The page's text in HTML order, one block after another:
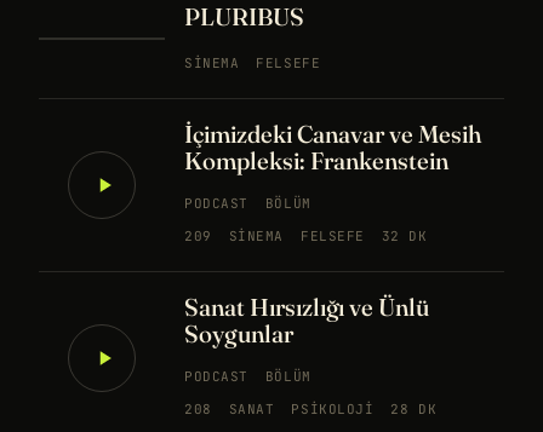
PLURIBUS
SINEMA FELSEFE
İçimizdeki Canavar ve Mesih
Kompleksi: Frankenstein
PODCAST
BÖLÜM
209
SINEMA FELSEFE 32 DK
Sanat Hırsızlığı ve Ünlü
Soygunlar
PODCAST
BÖLÜM
208
SANAT PSIKOLOJI 28 DK